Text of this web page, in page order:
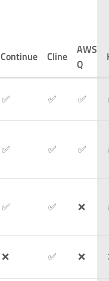
Continue Cline
AWS
Q
✅ ✅ ✅
✅ ✅ ✅
✅ ✅ ❌
❌ ✅ ❌